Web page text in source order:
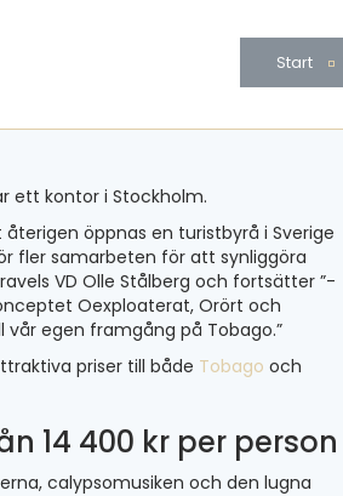
Start
ett kontor i Stockholm.
öppnas en turistbyrå i Sverige
fler samarbeten för att synliggöra
VD Olle Stålberg och fortsätter ”-
Oexploaterat, Orört och
egen framgång på Tobago.”
priser till både Tobago och
14 400 kr per person
calypsomusiken och den lugna